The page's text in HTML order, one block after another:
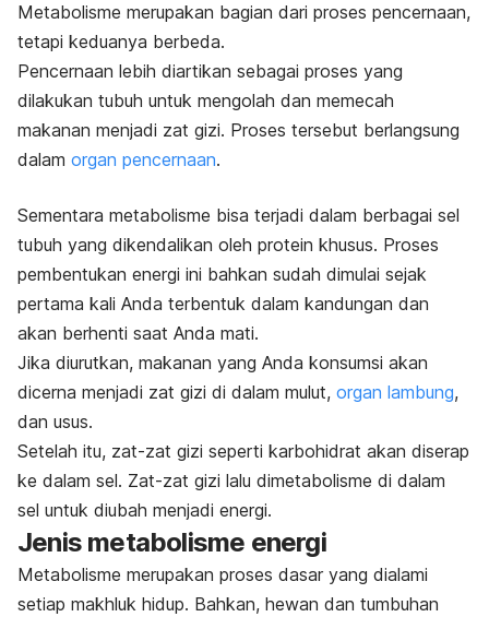
Metabolisme merupakan bagian dari proses pencernaan,
tetapi keduanya berbeda.
Pencernaan lebih diartikan sebagai proses yang
dilakukan tubuh untuk mengolah dan memecah
makanan menjadi zat gizi. Proses tersebut berlangsung
dalam organ pencernaan.
Sementara metabolisme bisa terjadi dalam berbagai sel
tubuh yang dikendalikan oleh protein khusus. Proses
pembentukan energi ini bahkan sudah dimulai sejak
pertama kali Anda terbentuk dalam kandungan dan
akan berhenti saat Anda mati.
Jika diurutkan, makanan yang Anda konsumsi akan
dicerna menjadi zat gizi di dalam mulut, organ lambung,
dan usus.
Setelah itu, zat-zat gizi seperti karbohidrat akan diserap
ke dalam sel. Zat-zat gizi lalu dimetabolisme di dalam
sel untuk diubah menjadi energi.
Jenis metabolisme energi
Metabolisme merupakan proses dasar yang dialami
setiap makhluk hidup. Bahkan, hewan dan tumbuhan